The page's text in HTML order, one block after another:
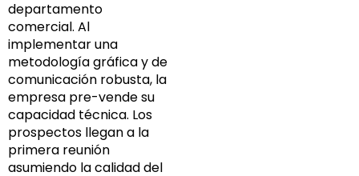
departamento
comercial. Al
implementar una
metodología gráfica y de
comunicación robusta, la
empresa pre-vende su
capacidad técnica. Los
prospectos llegan a la
primera reunión
asumiendo la calidad del